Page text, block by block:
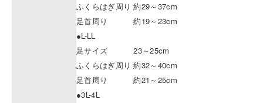
ふくらはぎ周り 約29～37cm
足首周り 約19～23cm
●L-LL
足サイズ 23～25cm
ふくらはぎ周り 約32～40cm
足首周り 約21～25cm
●3L-4L